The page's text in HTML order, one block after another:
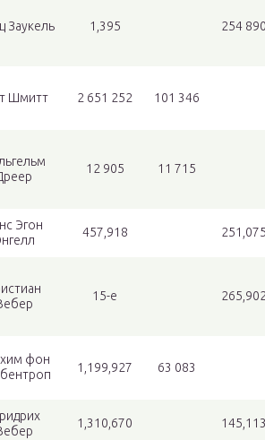
Заукель 1,395 254
Шмитт 2 651 252 101 346
12 905 11 715
Эгон
457,918
15-е
фон
1,199,927 63 083
1,310,670